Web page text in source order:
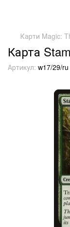
Карти Magic:
Карта
Артикул: w17/29/ru